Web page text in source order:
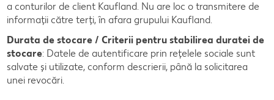
a conturilor de client Kaufland. Nu are loc o transmitere de
informații către terți, în afara grupului Kaufland.
Durata de stocare / Criterii pentru stabilirea duratei de
stocare: Datele de autentificare prin rețelele sociale sunt
salvate și utilizate, conform descrierii, până la solicitarea
unei revocări.